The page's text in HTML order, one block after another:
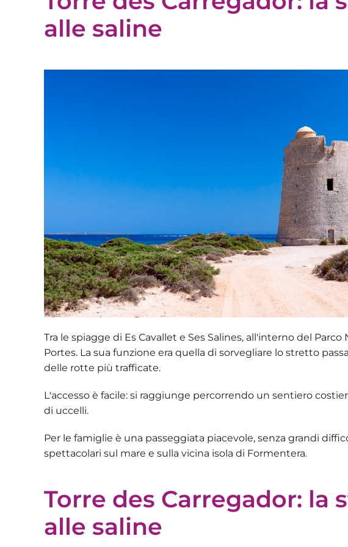
alle saline
Tra le spiagge di Es Cavallet e Ses Salines, all'interno del Parco
Portes. La sua funzione era quella di sorvegliare lo stretto
delle rotte più trafficate.
L'accesso è facile: si raggiunge percorrendo un sentiero
di uccelli.
Per le famiglie è una passeggiata piacevole, senza grandi
spettacolari sul mare e sulla vicina isola di Formentera.
Torre des Carregador: la
alle saline